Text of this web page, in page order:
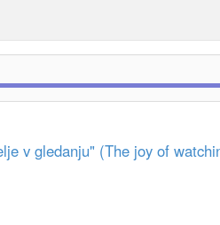
v gledanju" (The joy of